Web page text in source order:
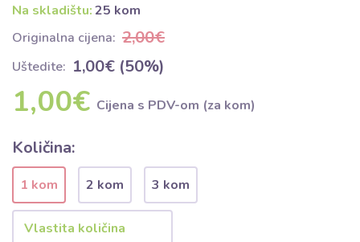
Na skladištu:25 kom
Originalna cijena: 2,00€
Uštedite: 1,00€ (50%)
1,00€ Cijena s PDV-om (za kom)
Količina:
1 kom 2 kom 3 kom